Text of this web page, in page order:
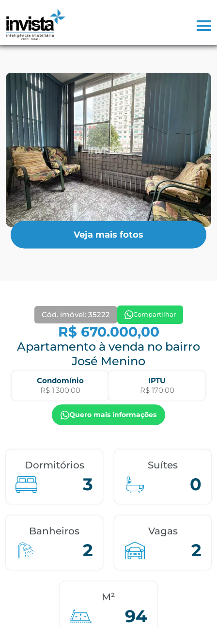
Veja mais fotos
Cód. imóvel: 35222 Compartilhar
R$ 670.000,00
Apartamento à venda no bairro
José Menino
Condomínio
R$ 1.300,00
IPTU
R$ 170,00
Quero mais informações
Dormitórios
3
Suítes
0
Banheiros
2
Vagas
2
M²
94